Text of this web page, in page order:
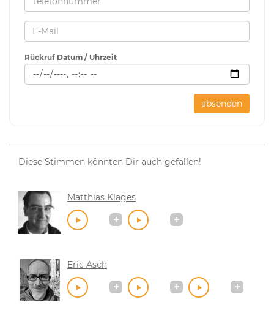
Rückruf Datum / Uhrzeit
absenden
Diese Stimmen könnten Dir auch gefallen!
Matthias Klages
Eric Asch